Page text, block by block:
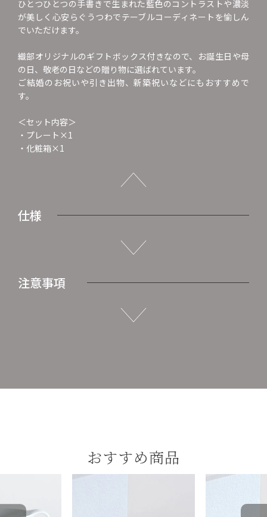
ひとつひとつの手書きで生まれた藍色のコントラストや濃淡
が美しく心安らぐうつわでテーブルコーディネートを愉しん
でいただけます。
織部オリジナルのギフトボックス付きなので、お誕生日や母
の日、敬老の日などの贈り物に選ばれています。
ご結婚のお祝いや引き出物、新築祝いなどにもおすすめで
す。
＜セット内容＞
・プレート×1
・化粧箱×1
仕様
注意事項
おすすめ商品